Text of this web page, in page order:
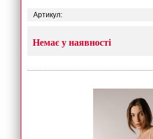
Артикул:
Немає у наявності